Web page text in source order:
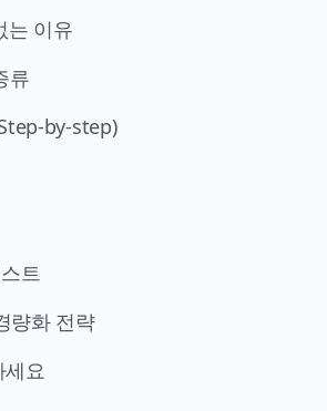
는 이유
류
by-step)
트
량화 전략
세요